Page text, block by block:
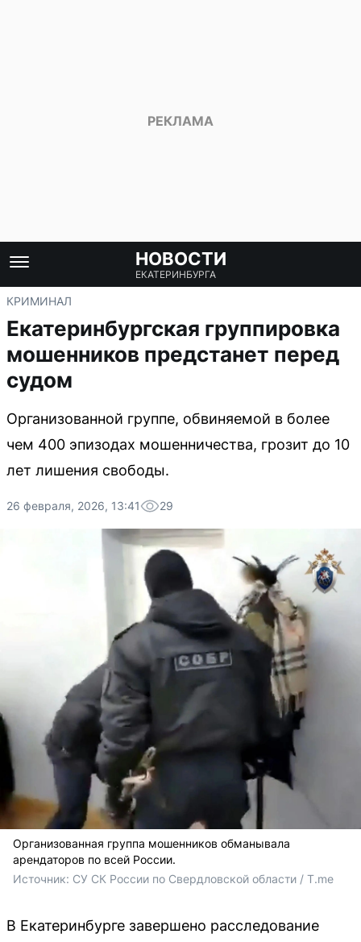
НОВОСТИ
ЕКАТЕРИНБУРГА
КРИМИНАЛ
Екатеринбургская группировка
мошенников предстанет перед
судом
Организованной группе, обвиняемой в более
чем 400 эпизодах мошенничества, грозит до 10
лет лишения свободы.
26 февраля, 2026, 13:41 29
Организованная группа мошенников обманывала
арендаторов по всей России.
Источник: СУ СК России по Свердловской области / T.me
В Екатеринбурге завершено расследование